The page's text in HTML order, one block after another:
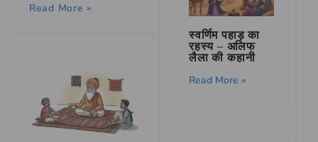
Read More »
स्वर्णिम पहाड़ का
रहस्य – अलिफ
लैला की कहानी
Read More »